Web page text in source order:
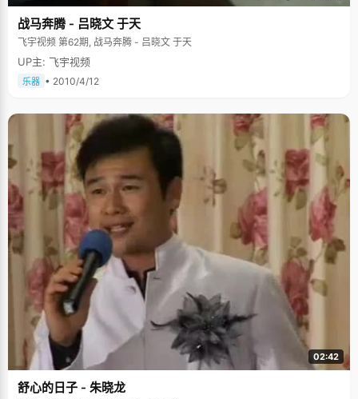
战马奔腾 - 吕晓文 于天
飞宇视频 第62期, 战马奔腾 - 吕晓文 于天
UP主: 飞宇视频
乐器 • 2010/4/12
02:42
舒心的日子 - 朱晓龙